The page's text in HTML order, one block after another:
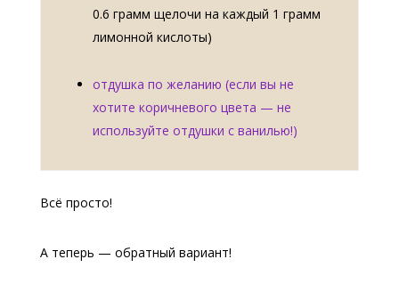
0.6 грамм щелочи на каждый 1 грамм
лимонной кислоты)
отдушка по желанию (если вы не
хотите коричневого цвета — не
используйте отдушки с ванилью!)
Всё просто!
А теперь — обратный вариант!